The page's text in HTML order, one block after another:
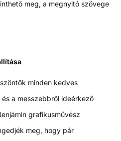
meg, a megnyitó szövege
minden kedves
a messzebbről ideérkező
grafikusművész
meg, hogy pár